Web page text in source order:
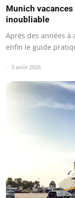
Munich
inoubliable
Après des années
enfin le guide
3 août 2026